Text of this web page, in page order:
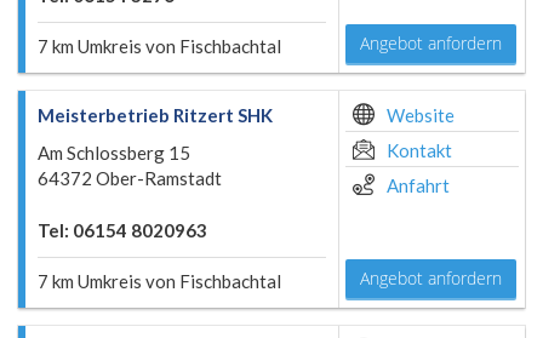
7 km Umkreis von Fischbachtal Angebot anfordern
Meisterbetrieb Ritzert SHK
Am Schlossberg 15
64372 Ober-Ramstadt
Tel: 06154 8020963
7 km Umkreis von Fischbachtal
Website
Kontakt
Anfahrt
Angebot anfordern